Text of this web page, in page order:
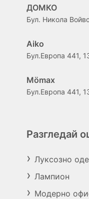
ДОМКО
Бул. Никола
Aiko
Бул.Европа 441,
Mömax
Бул.Европа 441,
Разгледай
Луксозно
Лампион
Модерно